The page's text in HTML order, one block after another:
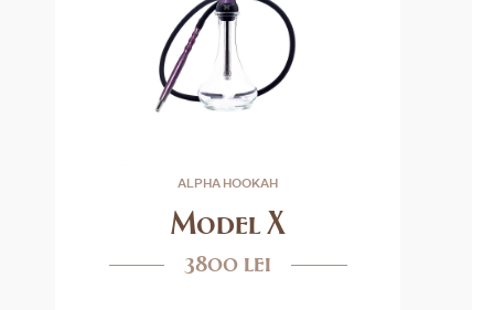
ALPHA HOOKAH
Model X
3800 lei